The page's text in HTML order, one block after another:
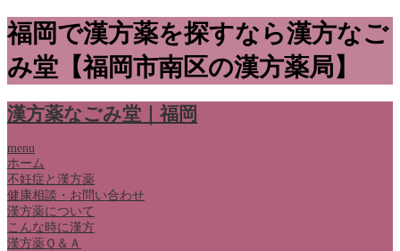
福岡で漢方薬を探すなら漢方なご
み堂【福岡市南区の漢方薬局】
漢方薬なごみ堂｜福岡
menu
ホーム
不妊症と漢方薬
健康相談・お問い合わせ
漢方薬について
こんな時に漢方
漢方薬Ｑ＆Ａ